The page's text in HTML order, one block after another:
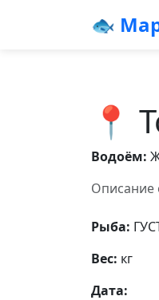
🐟
📍
Водоём:
Описание
Рыба:
Вес: кг
Дата: